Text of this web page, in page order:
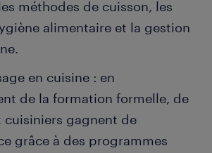
méthodes de cuisson, les
alimentaire et la gestion
en cuisine : en
de la formation formelle, de
cuisiniers gagnent de
grâce à des programmes